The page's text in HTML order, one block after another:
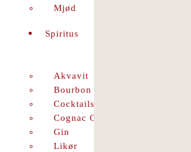
Mjød
Spiritus
Akvavit
Bourbon
Cocktails
Cognac Og Brandy
Gin
Likør